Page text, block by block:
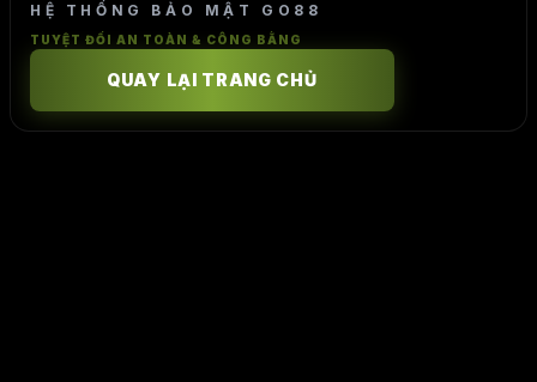
HỆ THỐNG BẢO MẬT GO88
TUYỆT ĐỐI AN TOÀN & CÔNG BẰNG
QUAY LẠI TRANG CHỦ